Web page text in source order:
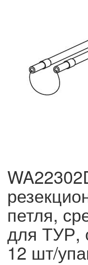
петля,
для ТУР,
12 шт/